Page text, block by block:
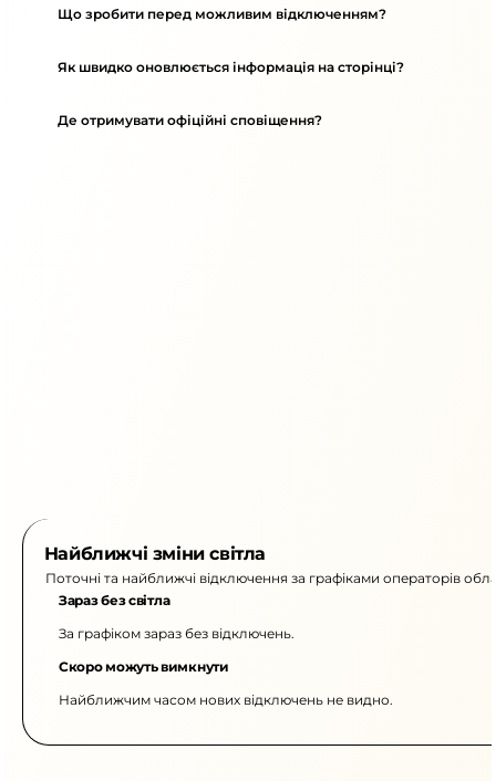
Що зробити перед можливим відключенням?
Як швидко оновлюється інформація на сторінці?
Де отримувати офіційні сповіщення?
Найближчі зміни світла
Поточні та найближчі відключення за графіками операторів
Зараз без світла
За графіком зараз без відключень.
Скоро можуть вимкнути
Найближчим часом нових відключень не видно.